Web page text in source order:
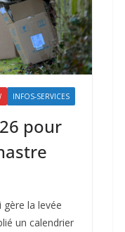
INFOS-SERVICES
pour
gère la levée
un calendrier